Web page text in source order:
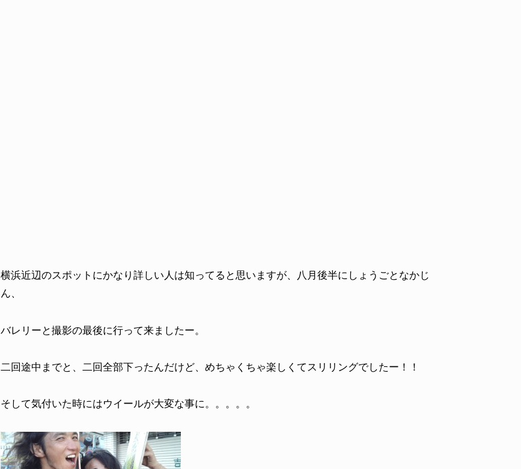
横浜近辺のスポットにかなり詳しい人は知ってると思いますが、八月後半にしょうごとなかじ
ん、
バレリーと撮影の最後に行って来ましたー。
二回途中までと、二回全部下ったんだけど、めちゃくちゃ楽しくてスリリングでしたー！！
そして気付いた時にはウイールが大変な事に。。。。。